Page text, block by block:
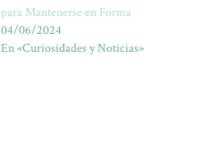
para Mantenerse en Forma
04/06/2024
En «Curiosidades y Noticias»